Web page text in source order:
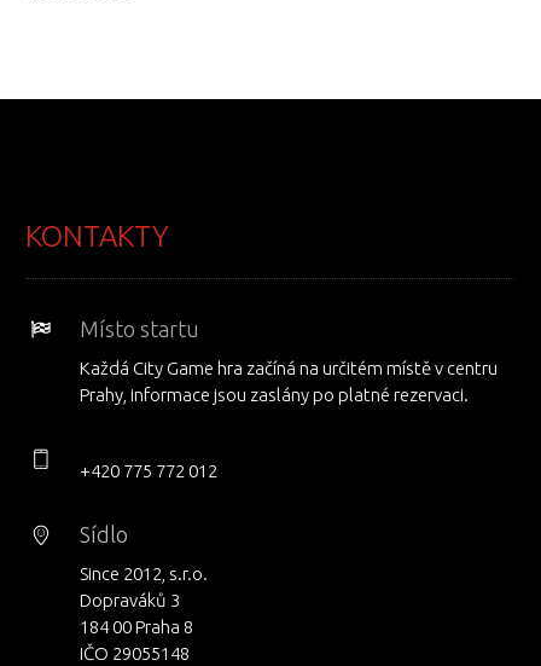
KONTAKTY
Místo startu
Každá City Game hra začíná na určitém místě v centru
Prahy, informace jsou zaslány po platné rezervaci.
+420 775 772 012
Sídlo
Since 2012, s.r.o.
Dopraváků 3
184 00 Praha 8
IČO 29055148